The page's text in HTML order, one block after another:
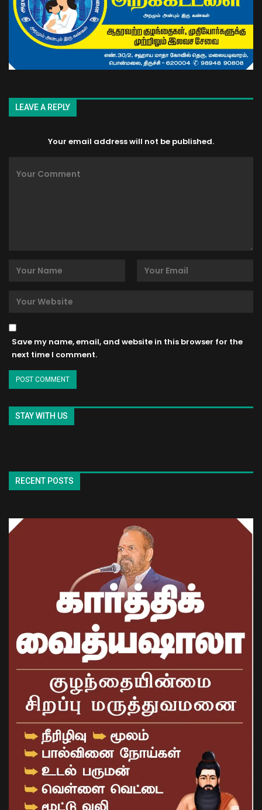
LEAVE A REPLY
Your email address will not be published.
Save my name, email, and website in this browser for the
next time I comment.
STAY WITH US
RECENT POSTS